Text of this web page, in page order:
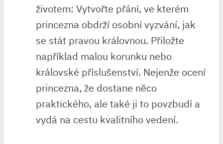
životem: Vytvořte přání, ve ‌kterém
princezna obdrží osobní vyzvání, jak
‍se ‍stát pravou královnou.​ Přiložte
například malou korunku ⁤nebo
⁤královské příslušenství. Nejenže‍ ocení
princezna, že dostane něco
praktického,⁤ ale také⁣ ji to povzbudí a
vydá na cestu ‌kvalitního vedení.